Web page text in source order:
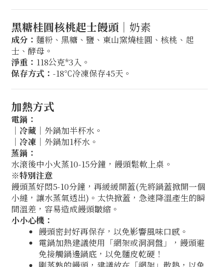
黑糖桂圓核桃起士饅頭 │奶素
成分： 麵粉、黑糖、鹽、東山窯燒桂圓、核桃、起
士、酵母。
淨重： 118公克*3入。
保存方式： -18℃冷凍保存45天。
加熱方式
電鍋：
│ 冷藏 │外鍋加半杯水。
│ 冷凍 │外鍋加1杯水。
蒸鍋：
水滾後中小火蒸10-15分鐘，饅頭鬆軟上桌。
※特別注意
饅頭蒸好悶5-10分鐘，再緩緩開蓋(先將鍋蓋掀開一個
小縫，讓水蒸氣透出)。太快掀蓋，急速降溫產生的瞬
間溫差，容易造成饅頭皺縮。
小小心機：
饅頭密封好再保存，以免影響風味口感。
電鍋加熱建議使用「網架或洞洞盤」，饅頭避
免接觸鍋邊鍋底，以免麵皮乾硬！